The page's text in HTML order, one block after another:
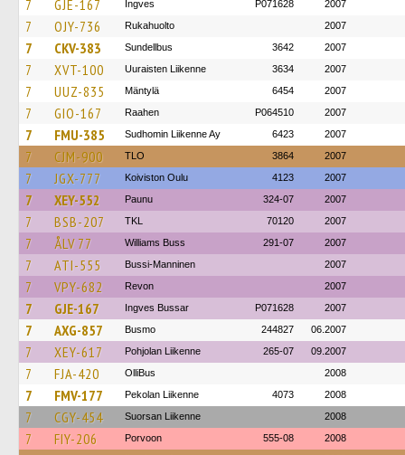
7 GJE-167 Ingves P071628 2007
7 OJY-736 Rukahuolto 2007
7 CKV-383 Sundellbus 3642 2007
7 XVT-100 Uuraisten Liikenne 3634 2007
7 UUZ-835 Mäntylä 6454 2007
7 GIO-167 Raahen P064510 2007
7 FMU-385 Sudhomin Liikenne Ay 6423 2007
7 CJM-900 TLO 3864 2007
7 JGX-777 Koiviston Oulu 4123 2007
7 XEY-552 Paunu 324-07 2007
7 BSB-207 TKL 70120 2007
7 ÅLV 77 Williams Buss 291-07 2007
7 ATI-555 Bussi-Manninen 2007
7 VPY-682 Revon 2007
7 GJE-167 Ingves Bussar P071628 2007
7 AXG-857 Busmo 244827 06.2007
7 XEY-617 Pohjolan Liikenne 265-07 09.2007
7 FJA-420 OlliBus 2008
7 FMV-177 Pekolan Liikenne 4073 2008
7 CGY-454 Suorsan Liikenne 2008
7 FIY-206 Porvoon 555-08 2008